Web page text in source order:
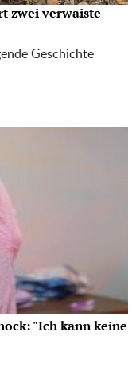
zwei verwaiste
Geschichte
"Ich kann keine